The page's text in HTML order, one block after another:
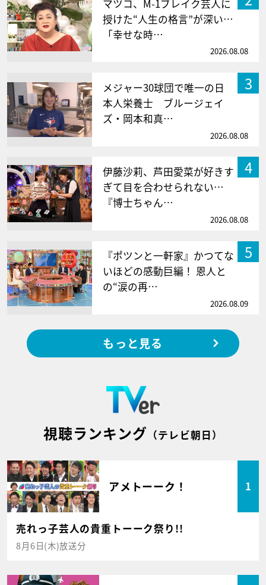
マツコ、M-1ブレイク芸人に
授けた“人生の格言”が深い…
「幸せな時…
2026.08.08
3
メジャー30球団で唯一の日
本人栄養士 ブルージェイ
ズ・岡本和真…
2026.08.08
4
伊藤沙莉、芦田愛菜が好きす
ぎて目を合わせられない…
『博士ちゃん…
2026.08.08
5
『ポツンと一軒家』かつてな
いほどの感動巨編！ 恩人と
の“涙の再…
2026.08.09
もっと見る
視聴ランキング （テレビ朝日）
アメトーーク！ 1
売れっ子芸人の貴重トーーク祭り!!
8月6日(木)放送分